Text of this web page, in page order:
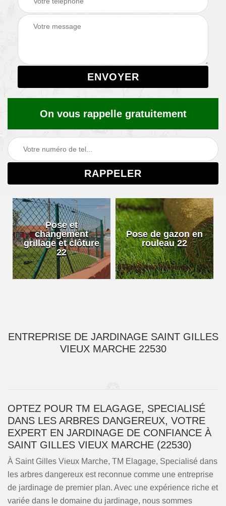
On vous rappelle gratuitement
Pose et
changement
grillage et clôture
22
Pose de gazon en
rouleau 22
ENTREPRISE DE JARDINAGE SAINT GILLES
VIEUX MARCHE 22530
OPTEZ POUR TM ELAGAGE, SPECIALISÉ
DANS LES ARBRES DANGEREUX, VOTRE
EXPERT EN JARDINAGE DE CONFIANCE À
SAINT GILLES VIEUX MARCHE (22530)
À Saint Gilles Vieux Marche, TM Elagage, Specialisé dans
les arbres dangereux est reconnue comme une entreprise
de jardinage de premier plan. Avec une expérience riche et
variée dans le domaine du jardinage, nous sommes